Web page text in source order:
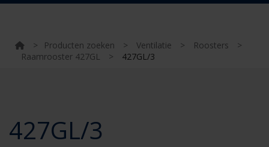
> Producten zoeken > Ventilatie > Roosters
>
Raamrooster 427GL
> 427GL/3
427GL/3